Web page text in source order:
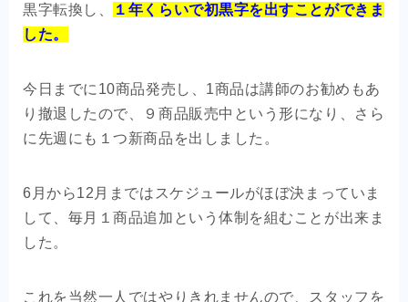
黒字転換し、
１年くらいで初黒字を出すことができま
した。
今日までに10商品発売し、1商品は講師のお勧めもあ
り撤退したので、９商品販売中という形になり、さら
に先週にも１つ新商品を出しました。
6月から12月まではスケジュールがほぼ決まっていま
して、毎月１商品追加という体制を組むことが出来ま
した。
これを当然一人ではやりきれませんので、スタッフを